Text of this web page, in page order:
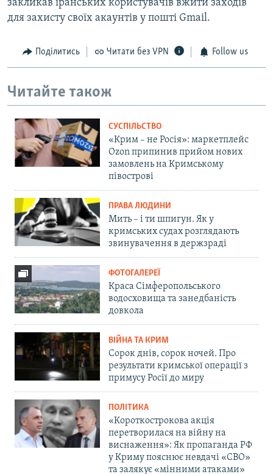
закликав іранських користувачів вжити заходів
для захисту своїх акаунтів у пошті Gmail.
Поділитись Читати без VPN Follow us
Читайте також
СУСПІЛЬСТВО
«Крим – не Росія»: маркетплейс
Ozon припинив прийом нових
замовлень на Кримському
півострові
ПРАВА ЛЮДИНИ
Мить – і ти шпигун. Як у
кримських судах розглядають
звинувачення в держзраді
ФОТОГАЛЕРЕЇ
Краса Сімферопольського
водосховища та занедбаність
довкола
ВІЙНА ТА КРИМ
Сорок днів, сорок ночей. Про
результати кримської операції з
примусу Росії до миру
ПОЛІТИКА
«Короткострокова акція
перетворилася на війну на
виснаження»: Як пропаганда РФ
у Криму пояснює невдачі «СВО»
та залякує «мінними атаками»